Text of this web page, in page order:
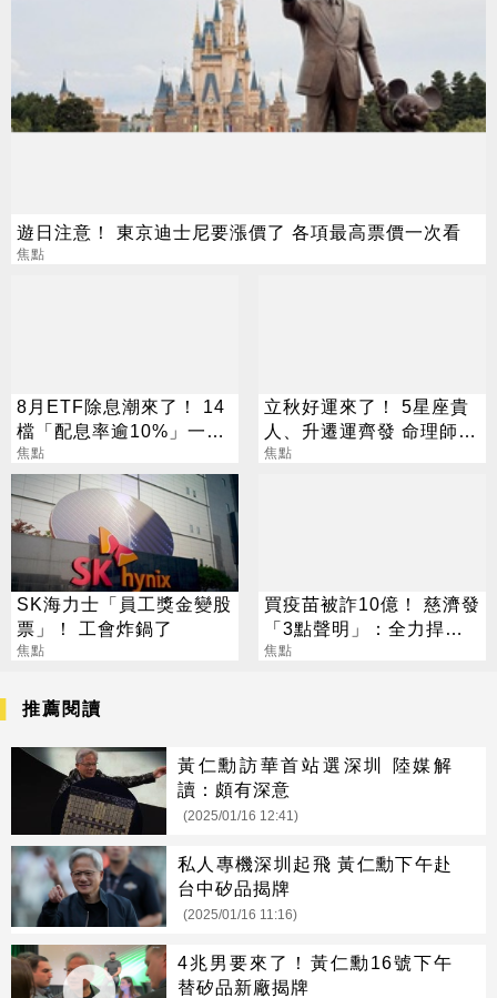
遊日注意！ 東京迪士尼要漲價了 各項最高票價一次看
焦點
8月ETF除息潮來了！ 14
檔「配息率逾10%」一次
看
焦點
立秋好運來了！ 5星座貴
人、升遷運齊發 命理師：
把握黃金轉運期
焦點
SK海力士「員工獎金變股
票」！ 工會炸鍋了
焦點
買疫苗被詐10億！ 慈濟發
「3點聲明」：全力捍衛
捐款人權益
焦點
推薦閱讀
黃仁勳訪華首站選深圳 陸媒解
讀：頗有深意
(2025/01/16 12:41)
私人專機深圳起飛 黃仁勳下午赴
台中矽品揭牌
(2025/01/16 11:16)
4兆男要來了！黃仁勳16號下午
替矽品新廠揭牌